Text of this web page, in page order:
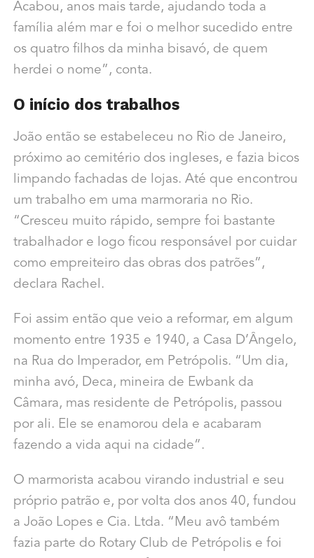
Acabou, anos mais tarde, ajudando toda a
família além mar e foi o melhor sucedido entre
os quatro filhos da minha bisavó, de quem
herdei o nome”, conta.
O início dos trabalhos
João então se estabeleceu no Rio de Janeiro,
próximo ao cemitério dos ingleses, e fazia bicos
limpando fachadas de lojas. Até que encontrou
um trabalho em uma marmoraria no Rio.
“Cresceu muito rápido, sempre foi bastante
trabalhador e logo ficou responsável por cuidar
como empreiteiro das obras dos patrões”,
declara Rachel.
Foi assim então que veio a reformar, em algum
momento entre 1935 e 1940, a Casa D’Ângelo,
na Rua do Imperador, em Petrópolis. “Um dia,
minha avó, Deca, mineira de Ewbank da
Câmara, mas residente de Petrópolis, passou
por ali. Ele se enamorou dela e acabaram
fazendo a vida aqui na cidade”.
O marmorista acabou virando industrial e seu
próprio patrão e, por volta dos anos 40, fundou
a João Lopes e Cia. Ltda. “Meu avô também
fazia parte do Rotary Club de Petrópolis e foi